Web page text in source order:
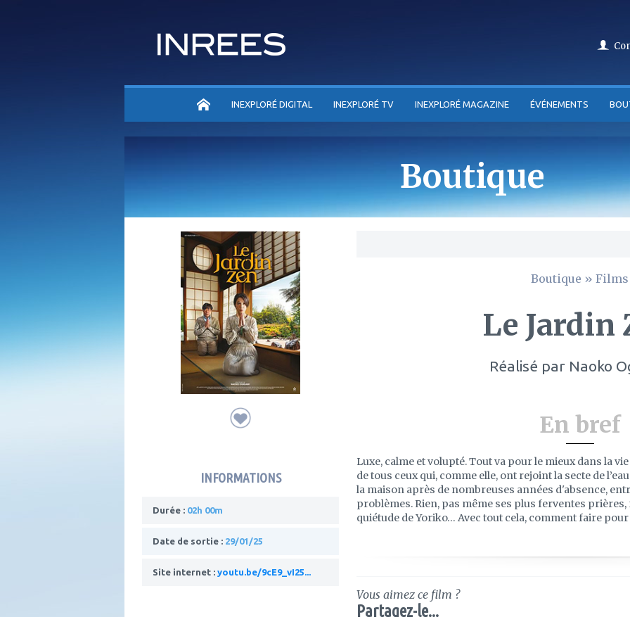
ACCUEILINEXPLORÉ DIGITAL INEXPLORÉ TV INEXPLORÉ MAGAZINE ÉVÉNEMENTS
Boutique
INFORMATIONS
Durée : 02h 00m
Date de sortie : 29/01/25
Site internet : youtu.be/9cE9_vI25...
Boutique » Films
Le Jardin
Réalisé par Naoko
En bref
Luxe, calme et volupté. Tout va pour le mieux dans la
de tous ceux qui, comme elle, ont rejoint la secte de
la maison après de nombreuses années d'absence,
problèmes. Rien, pas même ses plus ferventes
quiétude de Yoriko… Avec tout cela, comment faire
Vous aimez ce film ?
Partagez-le...